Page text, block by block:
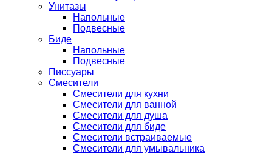
Унитазы
Напольные
Подвесные
Биде
Напольные
Подвесные
Писсуары
Смесители
Смесители для кухни
Смесители для ванной
Смесители для душа
Смесители для биде
Смесители встраиваемые
Смесители для умывальника